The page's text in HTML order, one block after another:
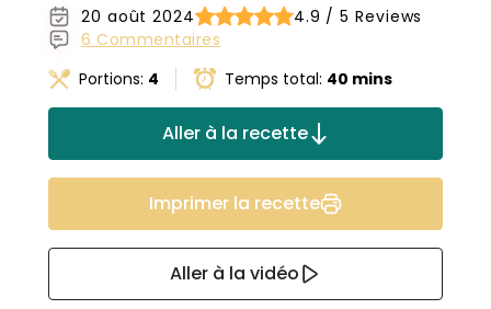
20 août 2024
4.9 / 5 Reviews
6 Commentaires
Portions: 4 Temps total: 40 mins
Aller à la recette
Imprimer la recette
Aller à la vidéo